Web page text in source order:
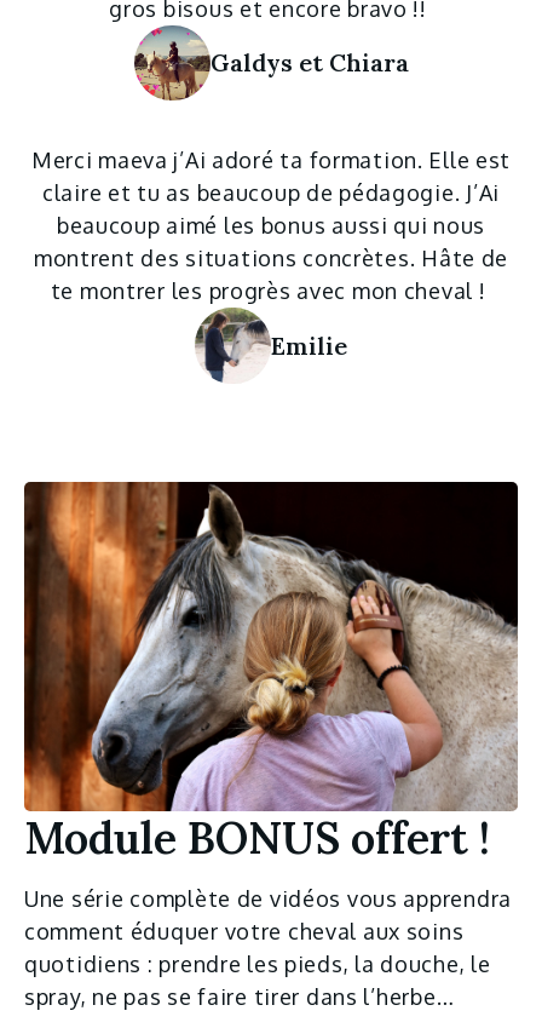
gros bisous et encore bravo !!
Galdys et Chiara
Merci maeva j’Ai adoré ta formation. Elle est
claire et tu as beaucoup de pédagogie. J’Ai
beaucoup aimé les bonus aussi qui nous
montrent des situations concrètes. Hâte de
te montrer les progrès avec mon cheval !
Emilie
Module BONUS offert !
Une série complète de vidéos vous apprendra
comment éduquer votre cheval aux soins
quotidiens : prendre les pieds, la douche, le
spray, ne pas se faire tirer dans l’herbe…